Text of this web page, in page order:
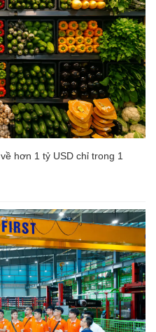
hơn 1 tỷ USD chỉ trong 1